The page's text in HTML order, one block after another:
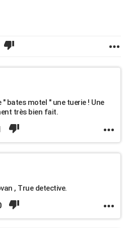
bates motel " une tuerie ! Une
très bien fait.
, True detective.